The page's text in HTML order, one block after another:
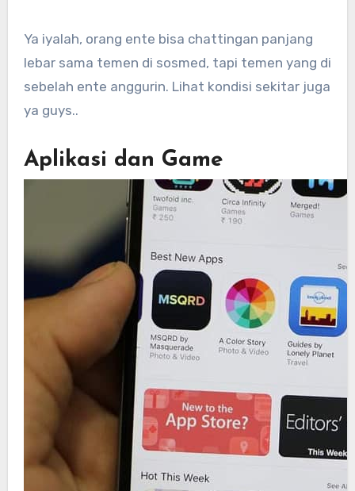
Ya iyalah, orang ente bisa chattingan panjang
lebar sama temen di sosmed, tapi temen yang di
sebelah ente anggurin. Lihat kondisi sekitar juga
ya guys..
Aplikasi dan Game